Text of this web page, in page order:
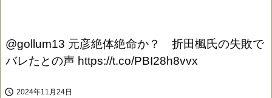
@gollum13 元彦絶体絶命か？ 折田楓氏の失敗で
バレたとの声 https://t.co/PBI28h8vvx
 2024年11月24日